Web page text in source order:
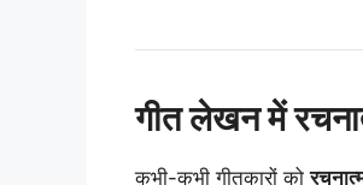
गीत लेखन में
कभी-कभी गीतकारों को